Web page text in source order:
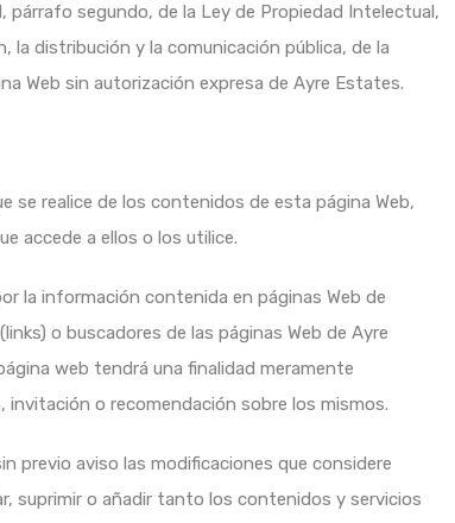
párrafo segundo, de la Ley de Propiedad Intelectual,
la distribución y la comunicación pública, de la
Web sin autorización expresa de Ayre Estates.
se realice de los contenidos de esta página Web,
accede a ellos o los utilice.
la información contenida en páginas Web de
o buscadores de las páginas Web de Ayre
web tendrá una finalidad meramente
o recomendación sobre los mismos.
previo aviso las modificaciones que considere
suprimir o añadir tanto los contenidos y servicios